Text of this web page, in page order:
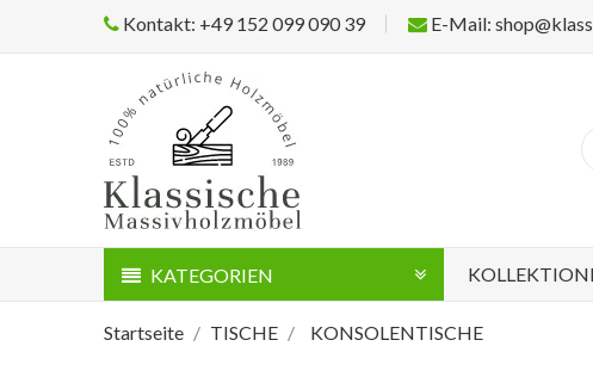
Kontakt: +49 152 099 090 39 E-Mail:
KATEGORIEN
Startseite TISCHE KONSOLENTISCHE